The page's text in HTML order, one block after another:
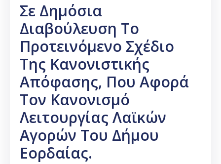
Σε Δημόσια
Διαβούλευση Το
Προτεινόμενο Σχέδιο
Της Κανονιστικής
Απόφασης, Που Αφορά
Τον Κανονισμό
Λειτουργίας Λαϊκών
Αγορών Του Δήμου
Εορδαίας.